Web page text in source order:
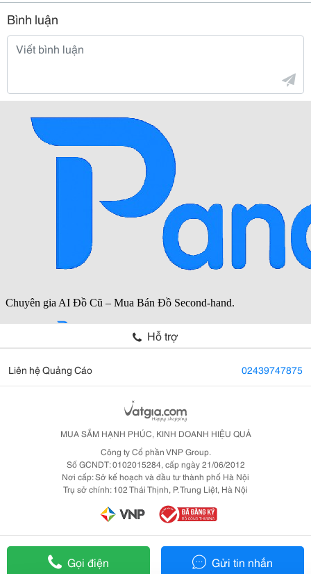
Bình luận
Gọi điện Gửi tin nhắn
Hỗ trợ
Liên hệ Quảng Cáo 02439747875
MUA SẮM HẠNH PHÚC, KINH DOANH HIỆU QUẢ
Công ty Cổ phần VNP Group.
Số GCNDT: 0102015284, cấp ngày 21/06/2012
Nơi cấp: Sở kế hoạch và đầu tư thành phố Hà Nội
Trụ sở chính: 102 Thái Thịnh, P. Trung Liệt, Hà Nội